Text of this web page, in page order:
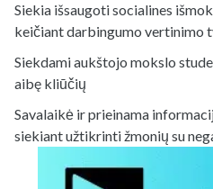
Siekia išsaugoti socialines
keičiant darbingumo vertinimo
Siekdami aukštojo mokslo
aibę kliūčių
Savalaikė ir prieinama
siekiant užtikrinti žmonių su